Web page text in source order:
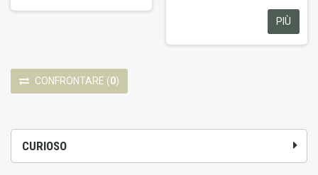
CURIOSO
PIÙ
CONFRONTARE (0)